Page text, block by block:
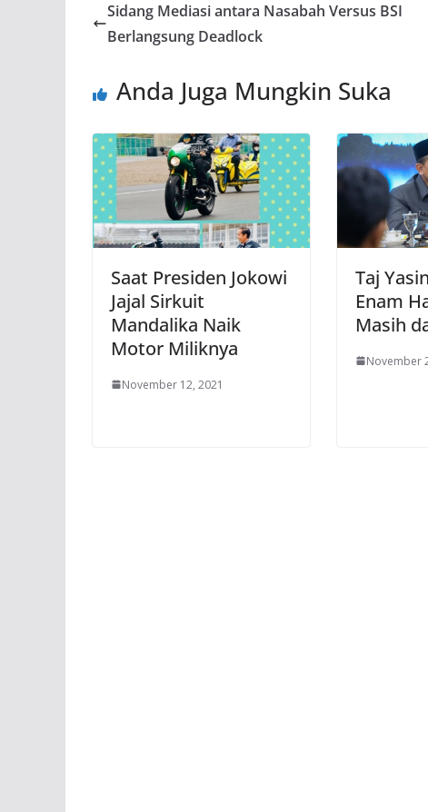
Sidang Mediasi antara Nasabah Versus BSI
Berlangsung Deadlock
Anda Juga Mungkin Suka
Saat Presiden Jokowi
Jajal Sirkuit
Mandalika Naik
Motor Miliknya
November 12, 2021
Taj
Enam
Masih
November